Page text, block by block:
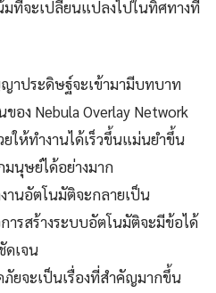
มที่จะเปลี่ยนแปลงไปในทิศทางที่
าประดิษฐ์จะเข้ามามีบทบาท
อง Nebula Overlay Network
ยให้ทำงานได้เร็วขึ้นแม่นยำขึ้น
นุษย์ได้อย่างมาก
านอัตโนมัติจะกลายเป็น
ารสร้างระบบอัตโนมัติจะมีข้อได้
ดเจน
ยจะเป็นเรื่องที่สำคัญมากขึ้น